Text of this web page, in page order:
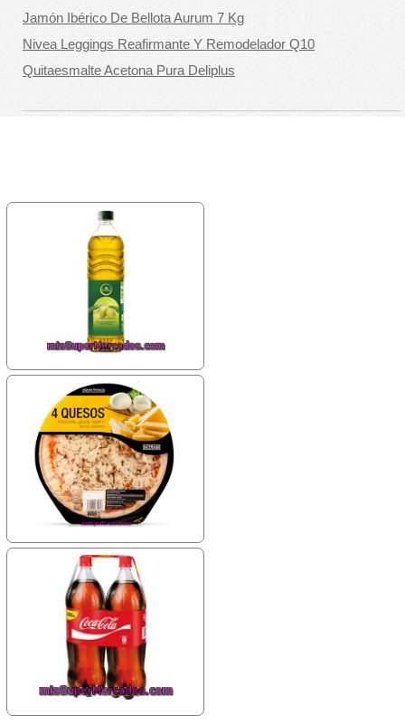
Jamón Ibérico De Bellota Aurum 7 Kg
Nivea Leggings Reafirmante Y Remodelador Q10
Quitaesmalte Acetona Pura Deliplus